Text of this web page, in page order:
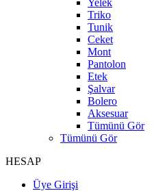
Yelek
Triko
Tunik
Ceket
Mont
Pantolon
Etek
Şalvar
Bolero
Aksesuar
Tümünü Gör
Tümünü Gör
HESAP
Üye Girişi